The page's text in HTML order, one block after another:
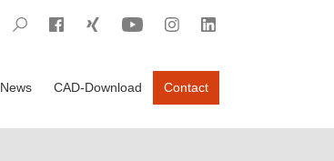
Visit SearchVisit Facebook
Visit XingVisit YouTubeVisit Instagram
Visit LinkedIn
News CAD-Download Contact